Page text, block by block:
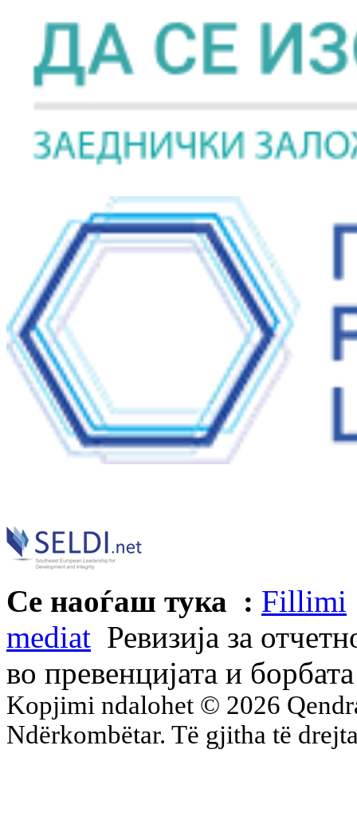
Се наоѓаш тука : Fillimi
mediat Ревизија за
во превенцијата и
Kopjimi ndalohet © 2026
Ndërkombëtar. Të gjitha të